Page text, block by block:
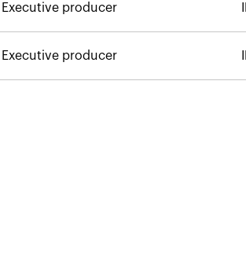
Executive producer
Executive producer